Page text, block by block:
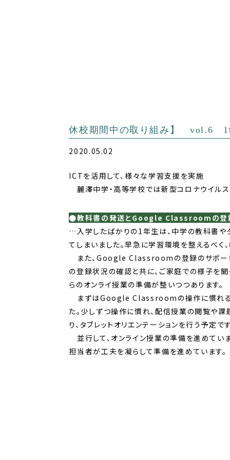
休校期間中の取り組み】 vol.6 1
2020.05.02
ICTを活用して、様々な学習支援を実施
麗澤中学・高等学校では新型コロナウイルス
●教科書の発送とGoogle Classroomの登
…入学したばかりの1年生は、中学の教科書や
てしまいました。早急に学習環境を整えるべく
また、Google Classroomの登録のサポー
の登録状況の確認と共に、ご家庭での様子を聞
らのオンライ授業の準備が整いつつあります。
まずはGoogle Classroomの操作に慣れる
た。少しずつ操作に慣れ、配信授業の閲覧や
り、タブレットオリエンテーションを行う予定です
並行して、オンライン授業の準備を進めてい
担当者が工夫を凝らして準備を進めています。